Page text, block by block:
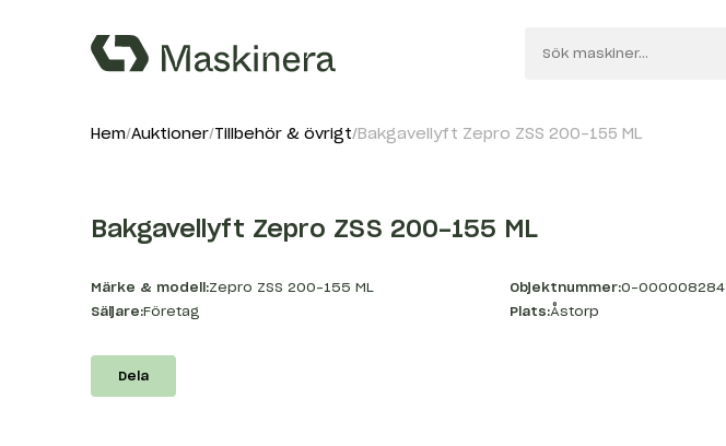
Hem Auktioner Tillbehör & övrigt Bakgavellyft Zepro ZSS 200-155 ML
Bakgavellyft Zepro ZSS 200-155 ML
Märke & modell:Zepro ZSS 200-155 ML Objektnummer:O-000008284
Säljare:Företag Plats:Åstorp
Dela